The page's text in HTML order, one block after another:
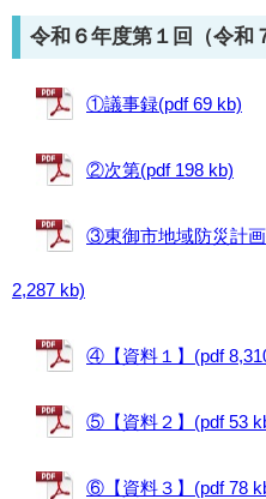
令和６年度第１回（令和
①議事録(pdf 69 kb)
②次第(pdf 198 kb)
③東御市地域防災計
2,287 kb)
④【資料１】(pdf
⑤【資料２】(pdf 53
⑥【資料３】(pdf 78